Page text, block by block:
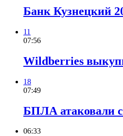
Банк Кузнецкий
11
07:56
Wildberries
18
07:49
БПЛА атаковали
06:33